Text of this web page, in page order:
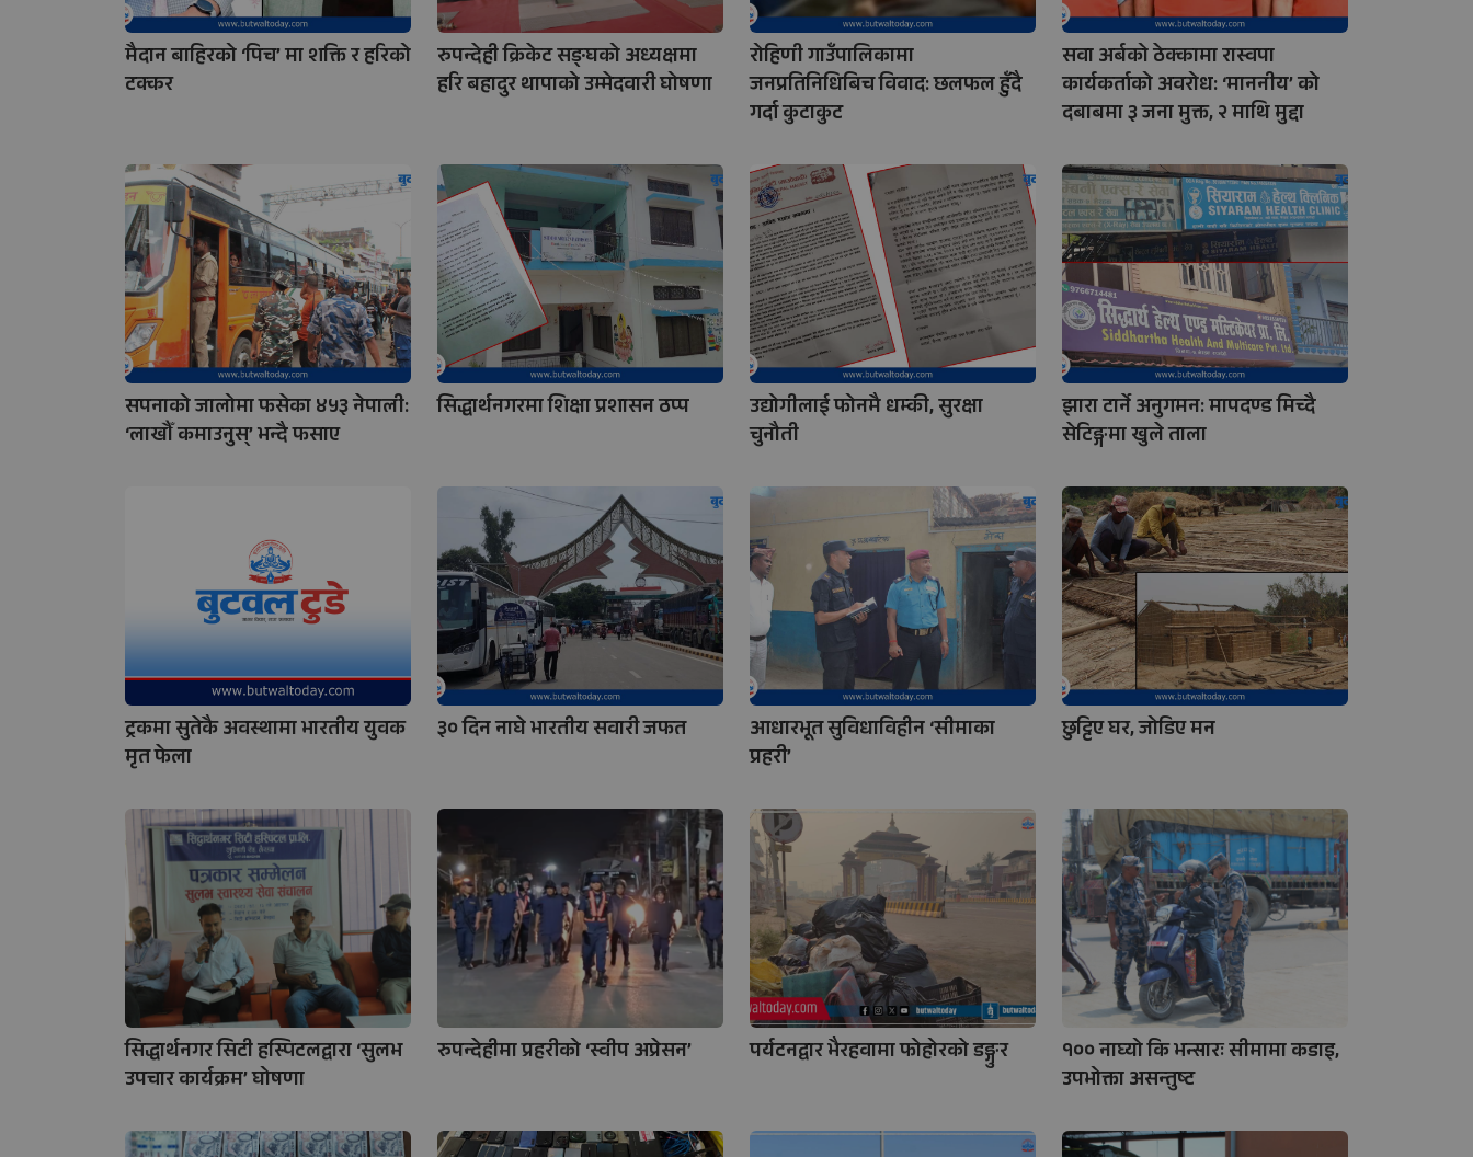
मैदान बाहिरको ‘पिच’ मा शक्ति र हरिको
टक्कर
रुपन्देही क्रिकेट सङ्घको अध्यक्षमा
हरि बहादुर थापाको उम्मेदवारी घोषणा
रोहिणी गाउँपालिकामा
जनप्रतिनिधिबिच विवाद: छलफल हुँदै
गर्दा कुटाकुट
सवा अर्बको ठेक्कामा रास्वपा
कार्यकर्ताको अवरोध: ‘माननीय’ को
दबाबमा ३ जना मुक्त, २ माथि मुद्दा
सपनाको जालोमा फसेका ४५३ नेपाली:
‘लाखौँ कमाउनुस्’ भन्दै फसाए
सिद्धार्थनगरमा शिक्षा प्रशासन ठप्प
उद्योगीलाई फोनमै धम्की, सुरक्षा
चुनौती
झारा टार्ने अनुगमन: मापदण्ड मिच्दै
सेटिङ्गमा खुले ताला
ट्रकमा सुतेकै अवस्थामा भारतीय युवक
मृत फेला
३० दिन नाघे भारतीय सवारी जफत
आधारभूत सुविधाविहीन ‘सीमाका
प्रहरी’
छुट्टिए घर, जोडिए मन
सिद्धार्थनगर सिटी हस्पिटलद्वारा ‘सुलभ
उपचार कार्यक्रम’ घोषणा
रुपन्देहीमा प्रहरीको ‘स्वीप अप्रेसन’ पर्यटनद्वार भैरहवामा फोहोरको डङ्गुर
१०० नाघ्यो कि भन्सारः सीमामा कडाइ,
उपभोक्ता असन्तुष्ट